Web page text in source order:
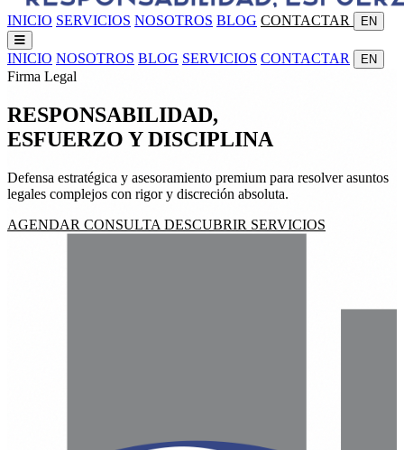
INICIO SERVICIOS NOSOTROS BLOG CONTACTAR EN
INICIO NOSOTROS BLOG SERVICIOS CONTACTAR EN
Firma Legal
RESPONSABILIDAD,
ESFUERZO YDISCIPLINA
Defensa estratégica y asesoramiento premium para resolver asuntos
legales complejos con rigor y discreción absoluta.
AGENDAR CONSULTA DESCUBRIR SERVICIOS